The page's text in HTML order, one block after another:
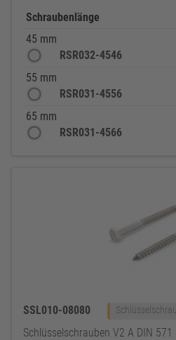
Schraubenlänge
45 mm
RSR032-4546
55 mm
RSR031-4556
65 mm
RSR031-4566
SSL010-08080
Schlüsselschrauben V2 A DIN